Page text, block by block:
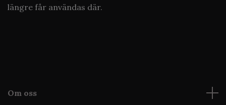
längre får användas där.
Om oss